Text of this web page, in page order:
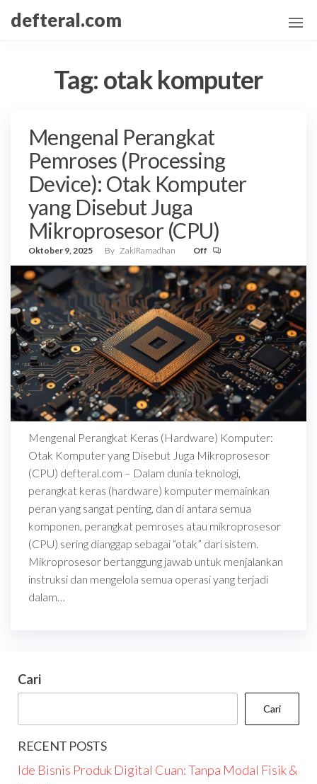
Skipdefteral.com
Tag: otak komputer
Mengenal Perangkat
Pemroses (Processing
Device): Otak Komputer
yang Disebut Juga
Mikroprosesor (CPU)
Oktober 9, 2025 By ZakiRamadhan Off
Mengenal Perangkat Keras (Hardware) Komputer:
Otak Komputer yang Disebut Juga Mikroprosesor
(CPU) defteral.com – Dalam dunia teknologi,
perangkat keras (hardware) komputer memainkan
peran yang sangat penting, dan di antara semua
komponen, perangkat pemroses atau mikroprosesor
(CPU) sering dianggap sebagai “otak” dari sistem.
Mikroprosesor bertanggung jawab untuk menjalankan
instruksi dan mengelola semua operasi yang terjadi
dalam…
Cari
Cari
RECENT POSTS
Ide Bisnis Produk Digital Cuan: Tanpa Modal Fisik &